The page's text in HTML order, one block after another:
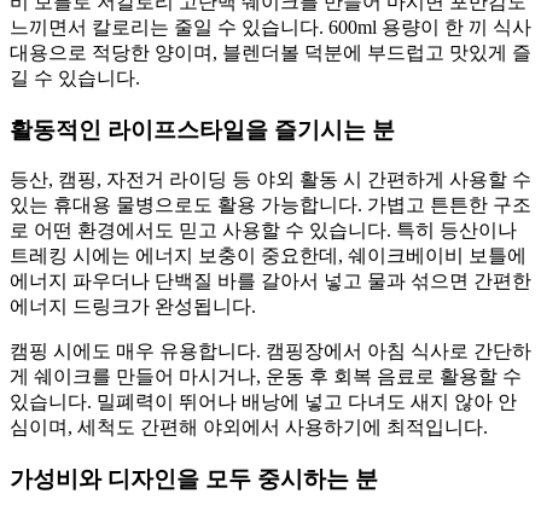
느끼면서 칼로리는 줄일 수 있습니다. 600ml 용량이 한 끼 식사
대용으로 적당한 양이며, 블렌더볼 덕분에 부드럽고 맛있게 즐
길 수 있습니다.
활동적인 라이프스타일을 즐기시는 분
등산, 캠핑, 자전거 라이딩 등 야외 활동 시 간편하게 사용할 수
있는 휴대용 물병으로도 활용 가능합니다. 가볍고 튼튼한 구조
로 어떤 환경에서도 믿고 사용할 수 있습니다. 특히 등산이나
트레킹 시에는 에너지 보충이 중요한데, 쉐이크베이비 보틀에
에너지 파우더나 단백질 바를 갈아서 넣고 물과 섞으면 간편한
에너지 드링크가 완성됩니다.
캠핑 시에도 매우 유용합니다. 캠핑장에서 아침 식사로 간단하
게 쉐이크를 만들어 마시거나, 운동 후 회복 음료로 활용할 수
있습니다. 밀폐력이 뛰어나 배낭에 넣고 다녀도 새지 않아 안
심이며, 세척도 간편해 야외에서 사용하기에 최적입니다.
가성비와 디자인을 모두 중시하는 분